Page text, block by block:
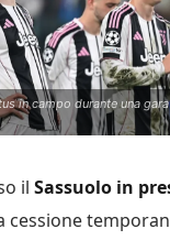
in campo durante una
il Sassuolo in
cessione